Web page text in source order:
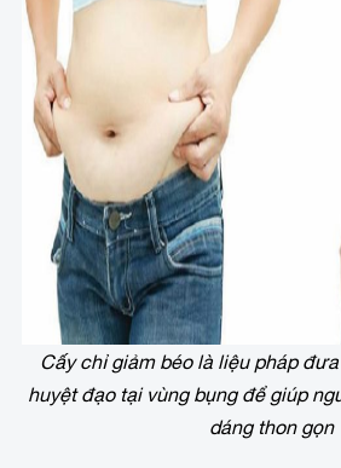
Cấy chỉ giảm béo là liệu pháp
huyệt đạo tại vùng bụng để giúp
dáng thon gọn